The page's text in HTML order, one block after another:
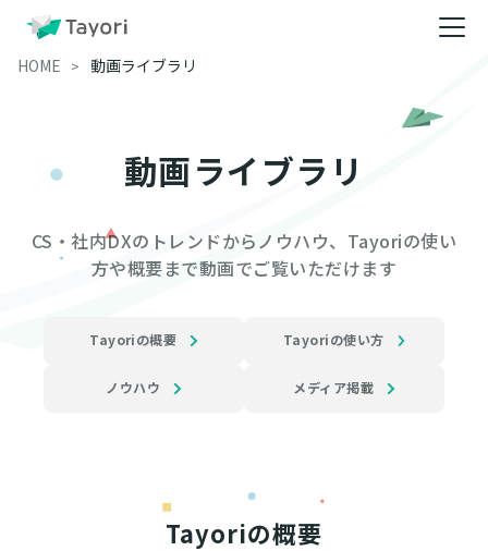
HOME 動画ライブラリ
動画ライブラリ
CS・社内DXのトレンドからノウハウ、Tayoriの使い
方や概要まで動画でご覧いただけます
Tayoriの概要 Tayoriの使い方
ノウハウ メディア掲載
Tayoriの概要